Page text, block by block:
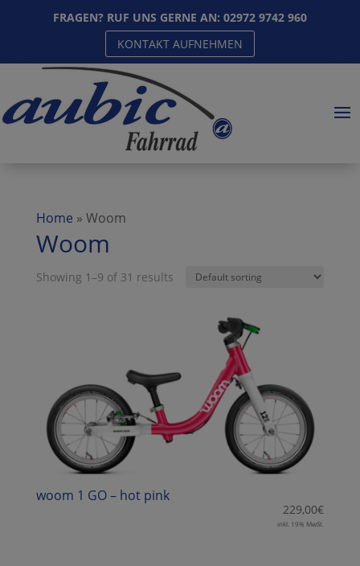
FRAGEN? RUF UNS GERNE AN: 02972 9742 960
KONTAKT AUFNEHMEN
Home » Woom
Woom
Showing 1–9 of 31 results
woom 1 GO – hot pink
229,00€
inkl. 19% MwSt.